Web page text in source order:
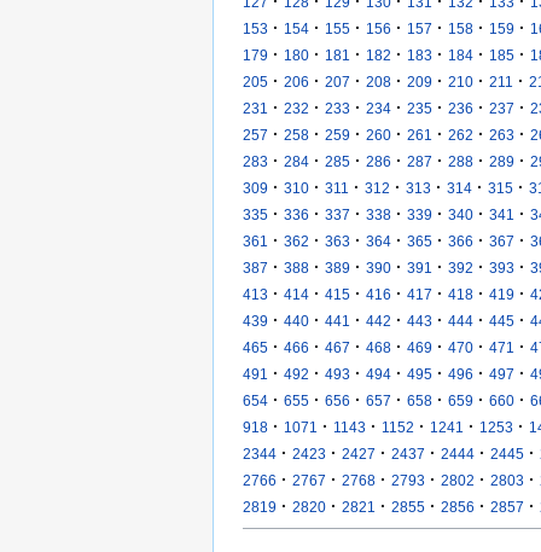
153 · 154 · 155 · 156 · 157 · 158 · 159 ·
179 · 180 · 181 · 182 · 183 · 184 · 185 ·
205 · 206 · 207 · 208 · 209 · 210 · 211 ·
231
· 232 · 233 · 234 · 235 · 236 · 237 ·
257 · 258 · 259 · 260 · 261 · 262 · 263 ·
283 · 284 · 285 · 286 · 287 · 288 · 289 ·
309 · 310 · 311 · 312 · 313 · 314 · 315 ·
335 · 336 · 337 · 338 · 339 · 340 · 341 ·
361
· 362 · 363 · 364 · 365 · 366 · 367 ·
387 · 388 · 389 · 390 · 391 · 392 · 393 ·
413 · 414 · 415 · 416 · 417 · 418 · 419 ·
439 · 440 · 441 · 442 · 443 · 444 · 445 ·
465 · 466 · 467 · 468 · 469 · 470 · 471 ·
491
· 492 · 493 · 494 · 495 · 496 · 497 ·
654 · 655 · 656 · 657 · 658 · 659 · 660 ·
918 · 1071 · 1143 · 1152 · 1241 · 1253 ·
2344 · 2423 · 2427 · 2437 · 2444 · 2445 ·
2766 · 2767 · 2768 · 2793 · 2802 · 2803 ·
2819 · 2820 · 2821 · 2855 · 2856 · 2857 ·